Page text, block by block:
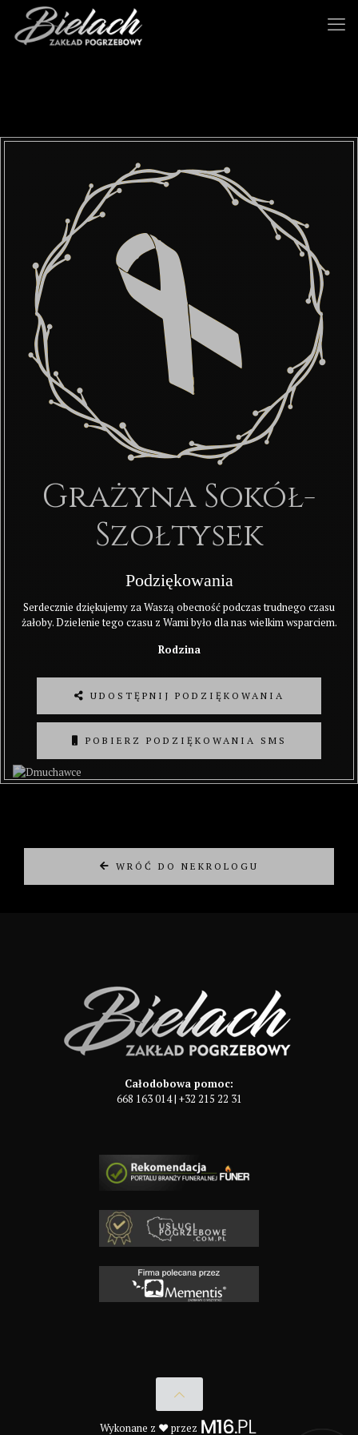
Grażyna Sokół-
Szołtysek
Podziękowania
Serdecznie dziękujemy za Waszą obecność podczas trudnego czasu
żałoby. Dzielenie tego czasu z Wami było dla nas wielkim wsparciem.
Rodzina
UDOSTĘPNIJ PODZIĘKOWANIA
POBIERZ PODZIĘKOWANIA SMS
WRÓĆ DO NEKROLOGU
Całodobowa pomoc:
668 163 014| +32 215 22 31
Wykonane z ♥ przez